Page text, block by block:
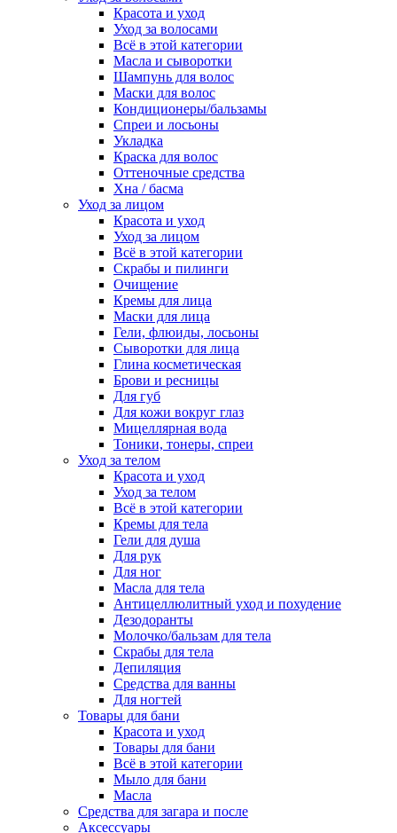
Красота и уход
Уход за волосами
Всё в этой категории
Масла и сыворотки
Шампунь для волос
Маски для волос
Кондиционеры/бальзамы
Спреи и лосьоны
Укладка
Краска для волос
Оттеночные средства
Хна / басма
Уход за лицом
Красота и уход
Уход за лицом
Всё в этой категории
Скрабы и пилинги
Очищение
Кремы для лица
Маски для лица
Гели, флюиды, лосьоны
Сыворотки для лица
Глина косметическая
Брови и ресницы
Для губ
Для кожи вокруг глаз
Мицеллярная вода
Тоники, тонеры, спреи
Уход за телом
Красота и уход
Уход за телом
Всё в этой категории
Кремы для тела
Гели для душа
Для рук
Для ног
Масла для тела
Антицеллюлитный уход и похудение
Дезодоранты
Молочко/бальзам для тела
Скрабы для тела
Депиляция
Средства для ванны
Для ногтей
Товары для бани
Красота и уход
Товары для бани
Всё в этой категории
Мыло для бани
Масла
Средства для загара и после
Аксессуары